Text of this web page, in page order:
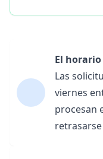
El
Las
viernes
procesan